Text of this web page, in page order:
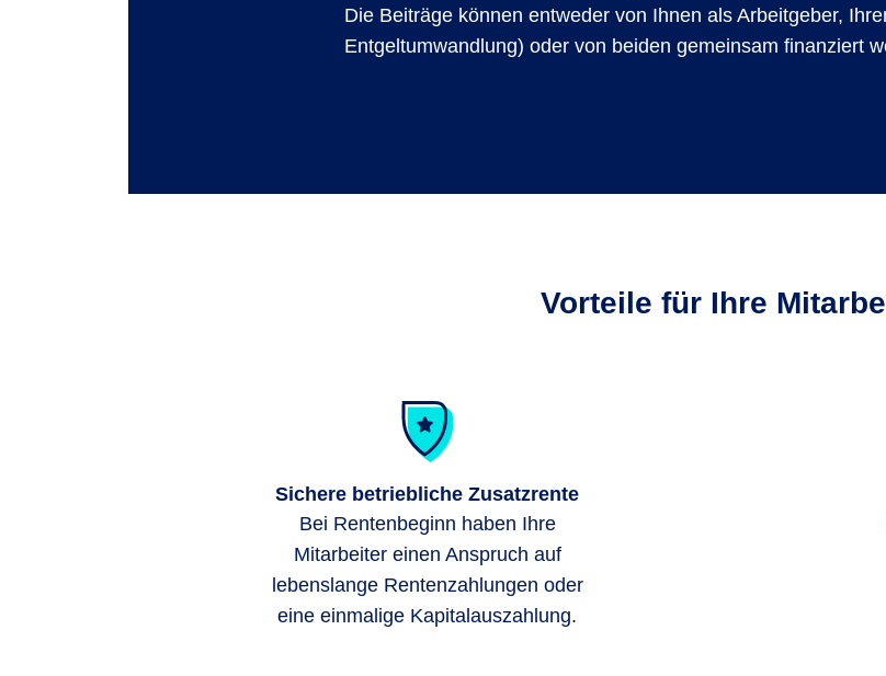
Die Beiträge können entweder von Ihnen als Arbeitgeber,
Entgeltumwandlung) oder von beiden gemeinsam finanziert
Vorteile für Ihre
Sichere betriebliche Zusatzrente
Bei Rentenbeginn haben Ihre
Mitarbeiter einen Anspruch auf
lebenslange Rentenzahlungen oder
eine einmalige Kapitalauszahlung.